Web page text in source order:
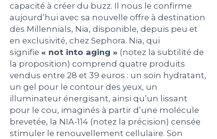
capacité à créer du buzz. Il nous le confirme
aujourd’hui avec sa nouvelle offre à destination
des Millennials, Nia, disponible, depuis peu et
en exclusivité, chez Sephora. Nia, qui
signifie « not into aging » (notez la subtilité de
la proposition) comprend quatre produits
vendus entre 28 et 39 euros : un soin hydratant,
un gel pour le contour des yeux, un
illuminateur énergisant, ainsi qu’un lissant
pour le cou, imaginés à partir d’une molécule
brevetée, la NIA-114 (notez la précision) censée
stimuler le renouvellement cellulaire. Son